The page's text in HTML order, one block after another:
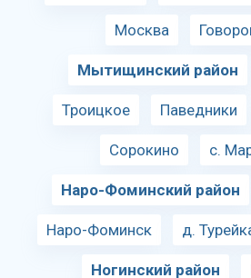
Москва
Мытищинский район
Троицкое Паведники
Сорокино с.
Наро-Фоминский район
Наро-Фоминск д.
Ногинский район